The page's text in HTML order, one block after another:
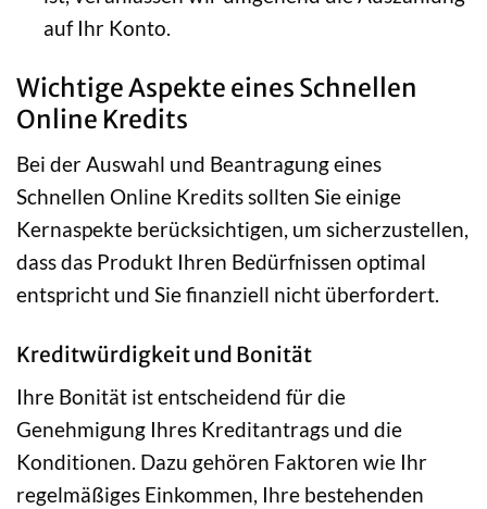
auf Ihr Konto.
Wichtige Aspekte eines Schnellen
Online Kredits
Bei der Auswahl und Beantragung eines
Schnellen Online Kredits sollten Sie einige
Kernaspekte berücksichtigen, um sicherzustellen,
dass das Produkt Ihren Bedürfnissen optimal
entspricht und Sie finanziell nicht überfordert.
Kreditwürdigkeit und Bonität
Ihre Bonität ist entscheidend für die
Genehmigung Ihres Kreditantrags und die
Konditionen. Dazu gehören Faktoren wie Ihr
regelmäßiges Einkommen, Ihre bestehenden